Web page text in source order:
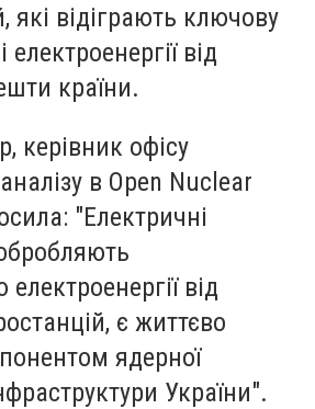
які відіграють ключову
від
країни.
керівник офісу
в Open Nuclear
"Електричні
обробляють
від
є життєво
ядерної
України".